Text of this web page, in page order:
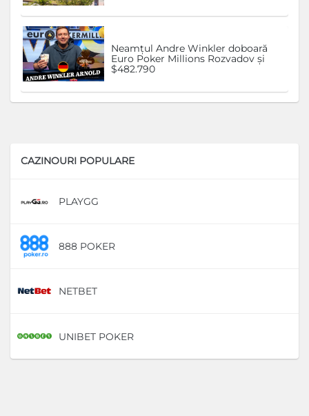
Neamțul Andre Winkler doboară
Euro Poker Millions Rozvadov și
$482.790
CAZINOURI POPULARE
PLAYGG
888 POKER
NETBET
UNIBET POKER